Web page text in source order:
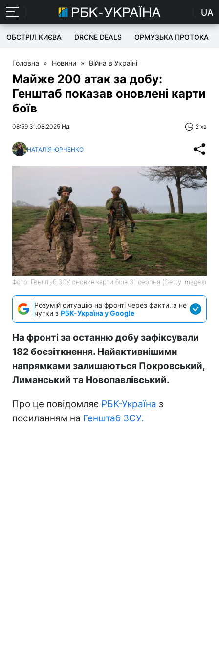
UA
ОБСТРІЛ КИЄВА DRONE DEALS ОРМУЗЬКА ПРОТОКА
Головна » Новини » Війна в Україні
Майже 200 атак за добу:
Генштаб показав оновлені карти
боїв
08:59 31.08.2025 Нд 2 хв
НАТАЛІЯ ЮРЧЕНКО
Фото: Генштаб ЗСУ оновив карти боїв 31 серпня (Getty Images)
Розумій ситуацію на фронті через факти, а не
чутки з РБК-Україна у Google
На фронті за останню добу зафіксували
182 боєзіткнення. Найактивнішими
напрямками залишаються Покровський,
Лиманський та Новопавлівський.
Про це повідомляє РБК-Україна з
посиланням на Генштаб ЗСУ.